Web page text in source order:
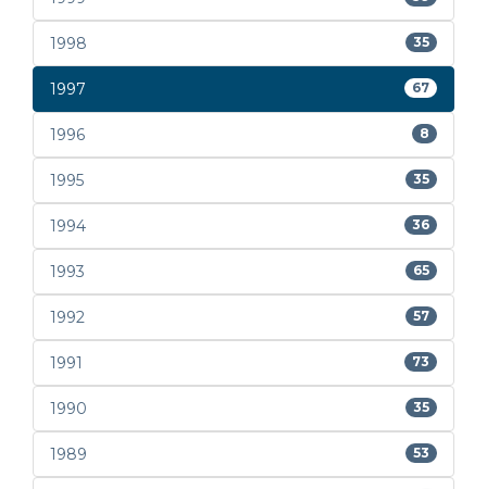
1998 35
1997 67
1996 8
1995 35
1994 36
1993 65
1992 57
1991 73
1990 35
1989 53